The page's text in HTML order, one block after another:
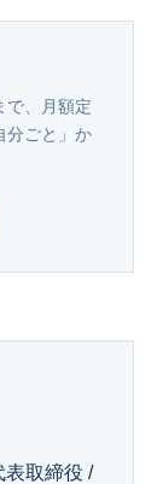
で、月額定
分ごと」か
取締役 /